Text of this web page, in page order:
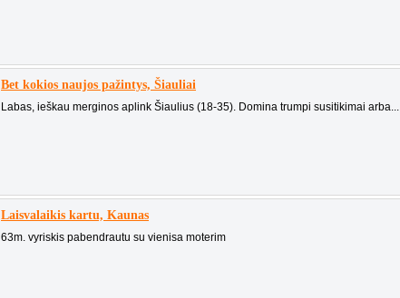
Bet kokios naujos pažintys, Šiauliai
Labas, ieškau merginos aplink Šiaulius (18-35). Domina trumpi susitikimai arba...
Laisvalaikis kartu, Kaunas
63m. vyriskis pabendrautu su vienisa moterim